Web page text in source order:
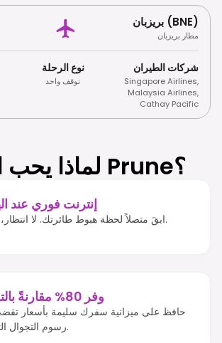
بريزبان (BNE)
مطار بريزبان
نوع الرحلة
توقف واحد
شركات الطيران
Singapore Airlines,
Malaysia Airlines,
Cathay Pacific
لماذا يحب العملاء Prune؟
إنترنت فوري عند
ابقَ متصلاً لحظة هبوط طائرتك. لا انتظار، لا عناء.
وفر 80% مقارنةً بالتجوال
حافظ على ميزانية سفرك سليمة بأسعار
رسوم التجوال التقليدية.